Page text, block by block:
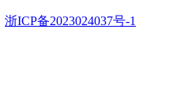
浙ICP备2023024037号-1